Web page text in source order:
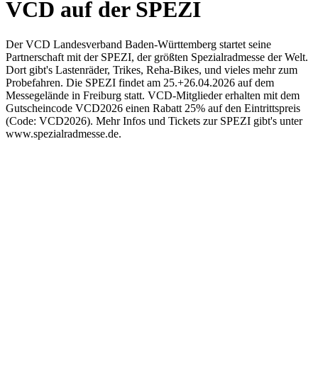
VCD auf der SPEZI
Der VCD Landesverband Baden-Württemberg startet seine
Partnerschaft mit der SPEZI, der größten Spezialradmesse der Welt.
Dort gibt's Lastenräder, Trikes, Reha-Bikes, und vieles mehr zum
Probefahren. Die SPEZI findet am 25.+26.04.2026 auf dem
Messegelände in Freiburg statt. VCD-Mitglieder erhalten mit dem
Gutscheincode VCD2026 einen Rabatt 25% auf den Eintrittspreis
(Code: VCD2026). Mehr Infos und Tickets zur SPEZI gibt's unter
www.spezialradmesse.de.